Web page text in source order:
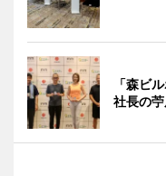
「森ビ
社長の